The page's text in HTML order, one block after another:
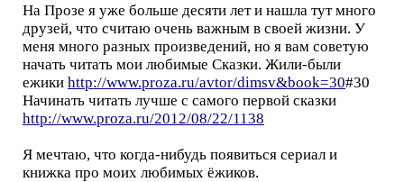
На Прозе я уже больше десяти лет и нашла тут много
друзей, что считаю очень важным в своей жизни. У
меня много разных произведений, но я вам советую
начать читать мои любимые Сказки. Жили-были
ежики http://www.proza.ru/avtor/dimsv&book=30#30
Начинать читать лучше с самого первой сказки
http://www.proza.ru/2012/08/22/1138
Я мечтаю, что когда-нибудь появиться сериал и
книжка про моих любимых ёжиков.